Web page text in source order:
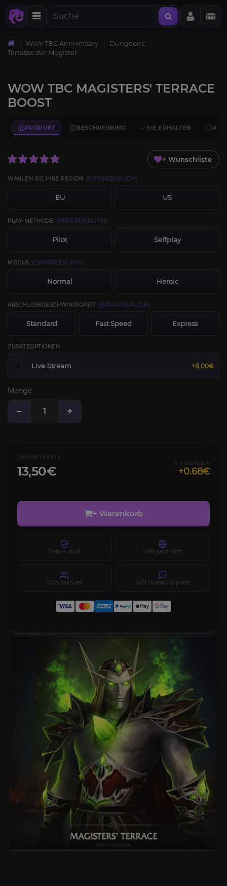
WoW TBC Anniversary
Dungeons
Terrasse der Magister
WOW TBC MAGISTERS' TERRACE
BOOST
PRODUKT BESCHREIBUNG SIE ERHALTEN
+ Wunschliste
WÄHLEN SIE IHRE REGION [ERFORDERLICH]
EU US
PLAY-METHODE [ERFORDERLICH]
Pilot Selfplay
MODUS [ERFORDERLICH]
Normal Heroic
ABSCHLUSSGESCHWINDIGKEIT [ERFORDERLICH]
Standard Fast Speed Express
ZUSATZOPTIONEN
Live Stream +8,00€
Menge
− +
GESAMTPREIS
13,50€
5 % Cashback
+0.68€
+ Warenkorb
Geld-zurück VPN-geschützt
100% Manuell 24/7 Human Support